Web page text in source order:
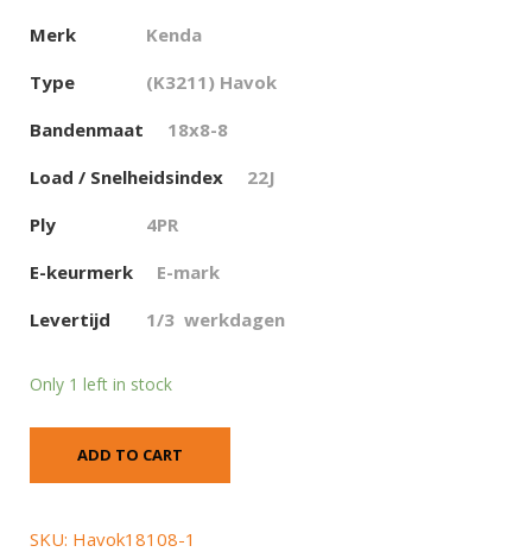
Merk
Kenda
Type
(K3211) Havok
Bandenmaat
18x8-8
Load / Snelheidsindex
22J
Ply
4PR
E-keurmerk
E-mark
Levertijd
1/3 werkdagen
Only 1 left in stock
ADD TO CART
SKU: Havok18108-1